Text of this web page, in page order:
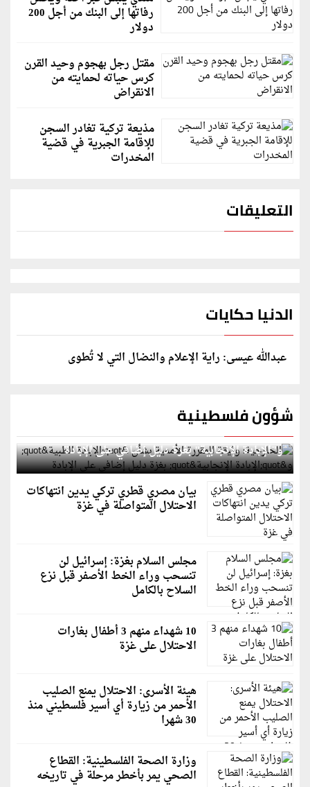
رفاتها إلى البنك من أجل 200
دولار
مقتل رجل بهجوم وحيد القرن
كرس حياته لحمايته من
الانقراض
مذيعة تركية تغادر السجن
للإقامة الجبرية في قضية
المخدرات
التعليقات
الدنيا حكايات
عبدالله عيسى: راية الإعلام والنضال التي لا تُطوى
شؤون فلسطينية
الخارجية: وثيقة المقررة الأممية بشأن "الإبادة الطبية"
و"الإبادة الإنجابية" بغزة دليل إضافي على الإبادة
بيان مصري قطري تركي يدين انتهاكات
الاحتلال المتواصلة في غزة
مجلس السلام بغزة: إسرائيل لن
تنسحب وراء الخط الأصفر قبل نزع
السلاح بالكامل
10 شهداء منهم 3 أطفال بغارات
الاحتلال على غزة
هيئة الأسرى: الاحتلال يمنع الصليب
الأحمر من زيارة أي أسير فلسطيني منذ
30 شهرا
وزارة الصحة الفلسطينية: القطاع
الصحي يمر بأخطر مرحلة في تاريخه